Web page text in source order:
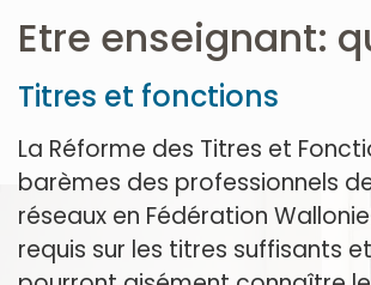
Etre enseignant:
Titres et fonctions
La Réforme des Titres et
barèmes des professionnels
réseaux en Fédération
requis sur les titres suffisants